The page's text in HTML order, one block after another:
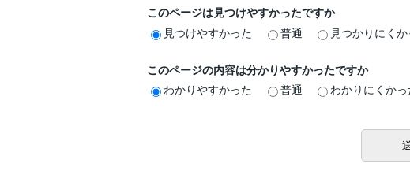
このページは見つけやすかったですか
見つけやすかった
普通 見つかりにくか
このページの内容は分かりやすかったですか
わかりやすかった
普通 わかりにくかっ